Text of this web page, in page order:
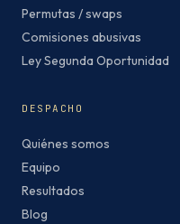
Permutas / swaps
Comisiones abusivas
Ley Segunda Oportunidad
DESPACHO
Quiénes somos
Equipo
Resultados
Blog